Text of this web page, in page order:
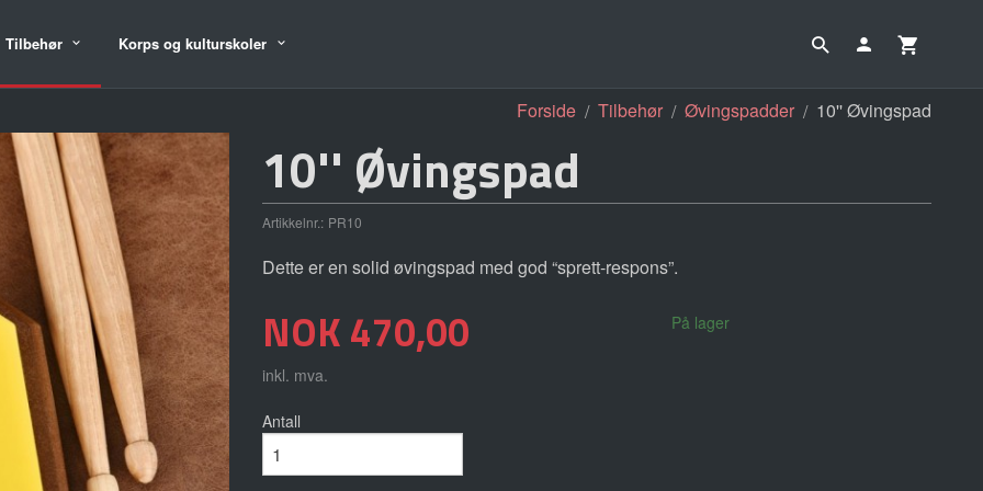
Tilbehør Korps og kulturskoler
Forside Tilbehør Øvingspadder 10'' Øvingspad
10'' Øvingspad
Artikkelnr.: PR10
Dette er en solid øvingspad med god “sprett-respons”.
Pris
NOK470,00
inkl. mva.
På lager
Antall